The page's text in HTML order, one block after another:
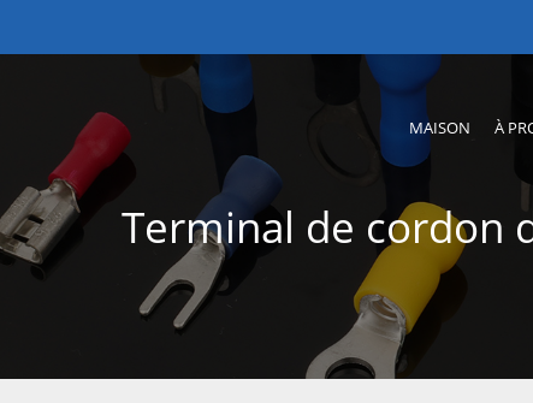
MAISON À
Terminal de cordon